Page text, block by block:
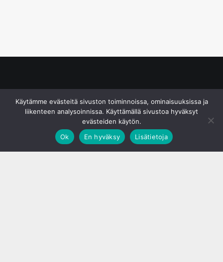
Käytämme evästeitä sivuston toiminnoissa, ominaisuuksissa ja
liikenteen analysoinnissa. Käyttämällä sivustoa hyväksyt
evästeiden käytön.
Ok
En hyväksy Lisätietoja